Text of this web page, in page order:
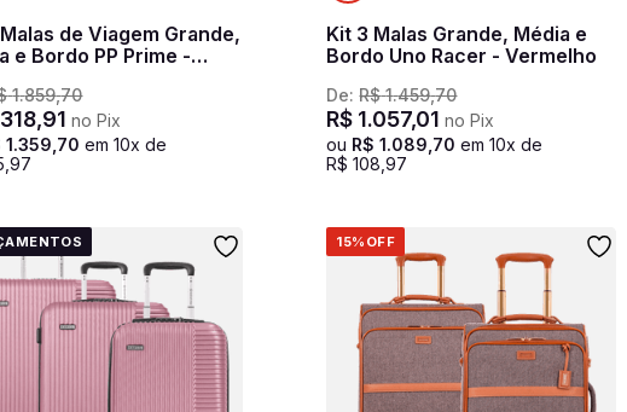
de Viagem Grande,
e Bordo PP Prime -
1.859,70
318,91 no Pix
1.359 70 em10x de
,97
Kit 3 Malas Grande, Média e
Bordo Uno Racer - Vermelho
De:R$ 1.459,70
R$ 1.057,01 no Pix
ou R$ 1.089 70 em10x de
R$ 108 ,97
15% OFF